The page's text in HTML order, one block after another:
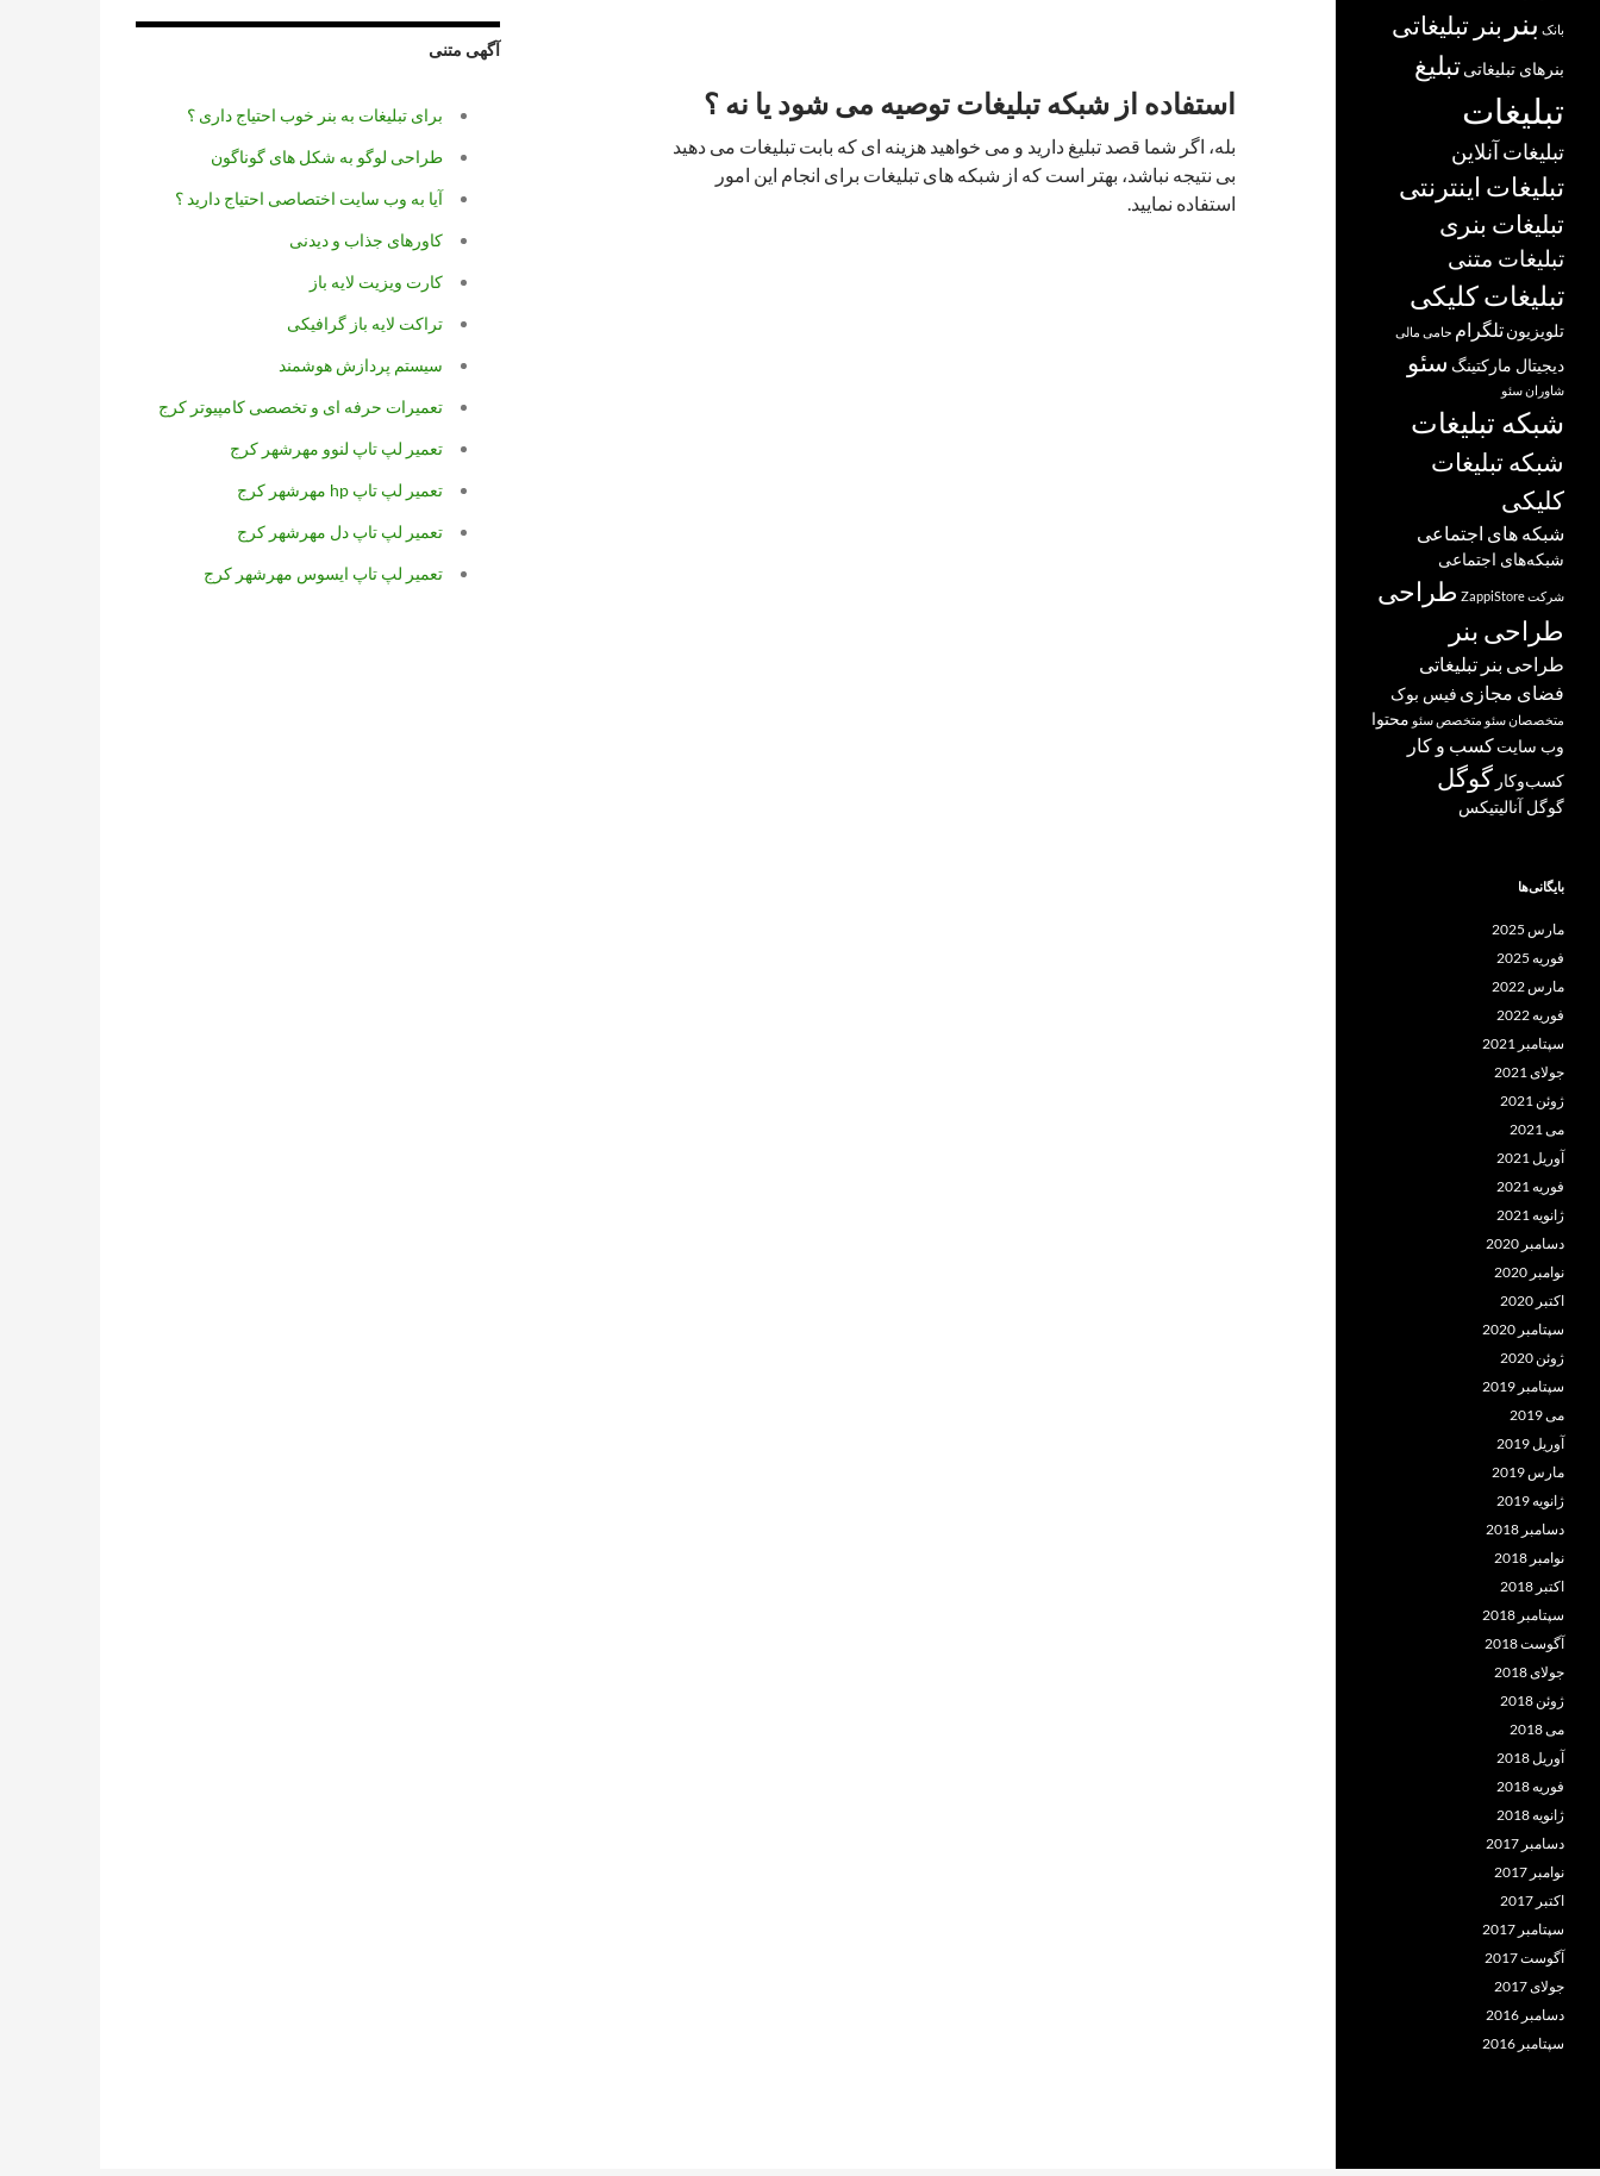
استفاده از شبکه تبلیغات توصیه می شود یا نه ؟
بله، اگر شما قصد تبلیغ دارید و می خواهید هزینه ای که بابت تبلیغات می دهید
بی نتیجه نباشد، بهتر است که از شبکه های تبلیغات برای انجام این امور
استفاده نمایید.
آگهی متنی
برای تبلیغات به بنر خوب احتیاج داری ؟
طراحی لوگو به شکل های گوناگون
آیا به وب سایت اختصاصی احتیاج دارید ؟
کاورهای جذاب و دیدنی
کارت ویزیت لایه باز
تراکت لایه باز گرافیکی
سیستم پردازش هوشمند
تعمیرات حرفه ای و تخصصی کامپیوتر کرج
تعمیر لپ تاپ لنوو مهرشهر کرج
تعمیر لپ تاپ hp مهرشهر کرج
تعمیر لپ تاپ دل مهرشهر کرج
تعمیر لپ تاپ ایسوس مهرشهر کرج
بانک بنر بنر تبلیغاتی
بنرهای تبلیغاتیتبلیغ
تبلیغات
تبلیغات آنلاین
تبلیغات اینترنتی
تبلیغات بنری
تبلیغات متنی
تبلیغات کلیکی
تلویزیونتلگرام حامی مالی
دیجیتال مارکتینگ سئو
شاوران سئو
شبکه تبلیغات
شبکه تبلیغات
کلیکی
شبکه های اجتماعی
شبکه‌های اجتماعی
شرکت ZappiStore
طراحی
طراحی بنر
طراحی بنر تبلیغاتی
فضای مجازی فیس بوک
متخصصان سئو متخصص سئو محتوا
وب سایتکسب و کار
کسب‌وکار گوگل
گوگل آنالیتیکس
بایگانی‌ها
مارس 2025
فوریه 2025
مارس 2022
فوریه 2022
سپتامبر 2021
جولای 2021
ژوئن 2021
می 2021
آوریل 2021
فوریه 2021
ژانویه 2021
دسامبر 2020
نوامبر 2020
اکتبر 2020
سپتامبر 2020
ژوئن 2020
سپتامبر 2019
می 2019
آوریل 2019
مارس 2019
ژانویه 2019
دسامبر 2018
نوامبر 2018
اکتبر 2018
سپتامبر 2018
آگوست 2018
جولای 2018
ژوئن 2018
می 2018
آوریل 2018
فوریه 2018
ژانویه 2018
دسامبر 2017
نوامبر 2017
اکتبر 2017
سپتامبر 2017
آگوست 2017
جولای 2017
دسامبر 2016
سپتامبر 2016